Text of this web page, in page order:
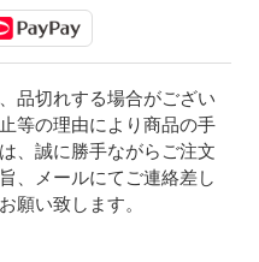
品切れする場合がござい
等の理由により商品の手
、誠に勝手ながらご注文
、メールにてご連絡差し
願い致します。